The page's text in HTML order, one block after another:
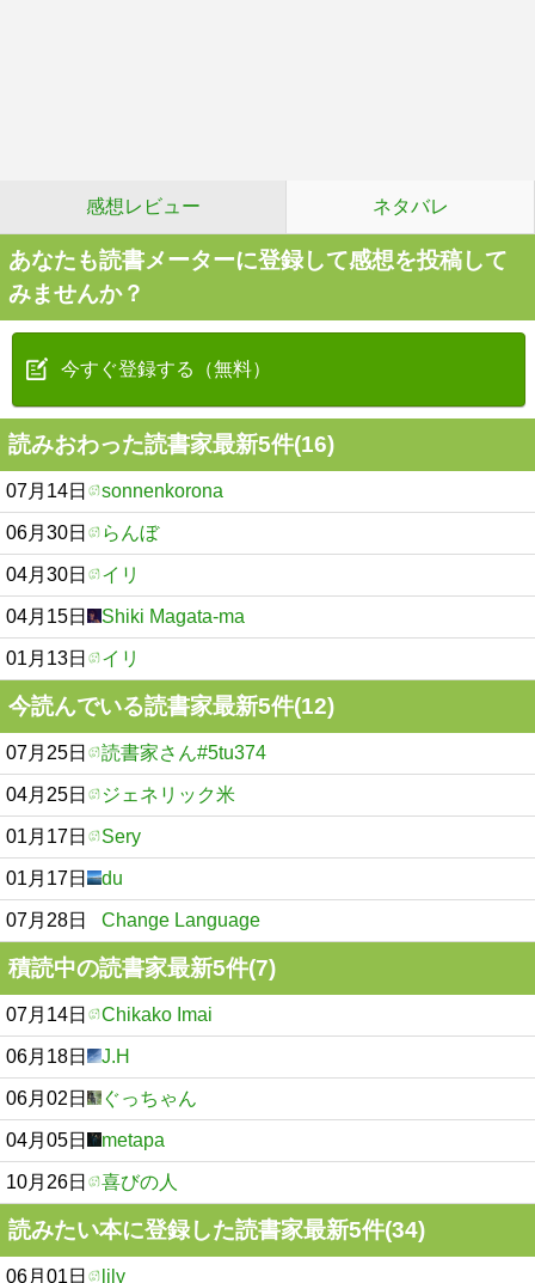
感想レビュー ネタバレ
あなたも読書メーターに登録して感想を投稿して
みませんか？
今すぐ登録する（無料）
読みおわった読書家最新5件(16)
07月14日 sonnenkorona
06月30日 らんぼ
04月30日 イリ
04月15日 Shiki Magata-ma
01月13日 イリ
今読んでいる読書家最新5件(12)
07月25日 読書家さん#5tu374
04月25日 ジェネリック米
01月17日 Sery
01月17日 du
07月28日 Change Language
積読中の読書家最新5件(7)
07月14日 Chikako Imai
06月18日 J.H
06月02日 ぐっちゃん
04月05日 metapa
10月26日 喜びの人
読みたい本に登録した読書家最新5件(34)
06月01日 lily